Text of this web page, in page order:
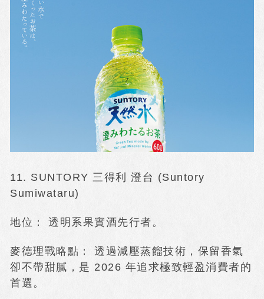
11. SUNTORY 三得利 澄台 (Suntory
Sumiwataru)
地位： 透明系果實酒先行者。
麥德理戰略點： 透過減壓蒸餾技術，保留香氣
卻不帶甜膩，是 2026 年追求極致輕盈消費者的
首選。